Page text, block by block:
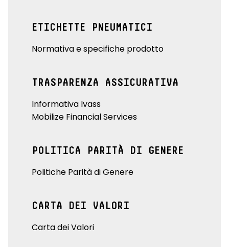
ETICHETTE PNEUMATICI
Normativa e specifiche prodotto
TRASPARENZA ASSICURATIVA
Informativa Ivass
Mobilize Financial Services
POLITICA PARITÀ DI GENERE
Politiche Parità di Genere
CARTA DEI VALORI
Carta dei Valori